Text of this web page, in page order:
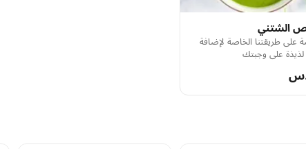
الشتني
على طريقتنا الخاصة لإضافة
لذيذة على وجبتك